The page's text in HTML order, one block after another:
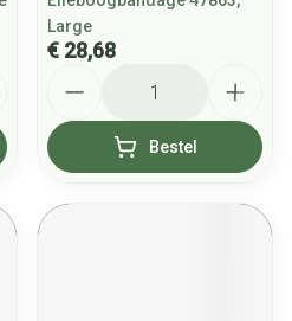
Large
€ 28,68
Bestel